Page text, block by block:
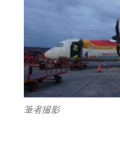
筆者撮影